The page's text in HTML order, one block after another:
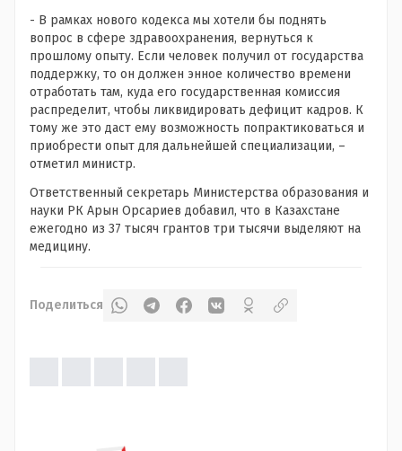
- В рамках нового кодекса мы хотели бы поднять
вопрос в сфере здравоохранения, вернуться к
прошлому опыту. Если человек получил от государства
поддержку, то он должен энное количество времени
отработать там, куда его государственная комиссия
распределит, чтобы ликвидировать дефицит кадров. К
тому же это даст ему возможность попрактиковаться и
приобрести опыт для дальнейшей специализации, –
отметил министр.
Ответственный секретарь Министерства образования и
науки РК Арын Орсариев добавил, что в Казахстане
ежегодно из 37 тысяч грантов три тысячи выделяют на
медицину.
Поделиться